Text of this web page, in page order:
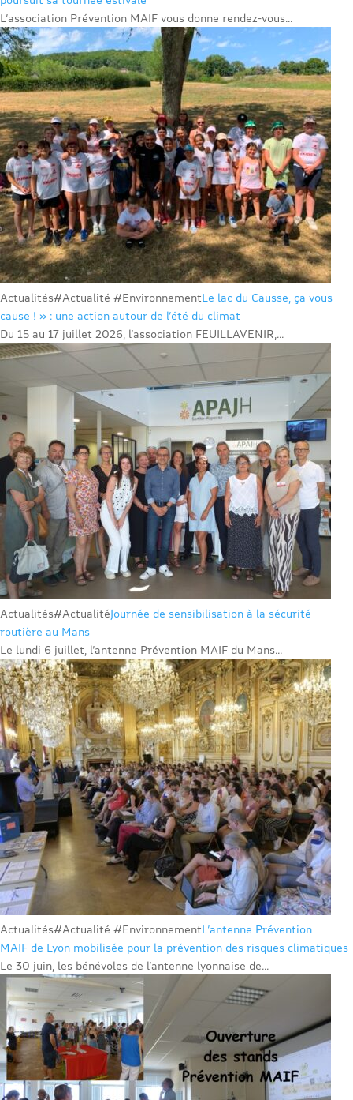
L’association Prévention MAIF vous donne rendez-vous...
Actualités#Actualité #EnvironnementLe lac du Causse, ça vous
cause ! » : une action autour de l’été du climat
Du 15 au 17 juillet 2026, l’association FEUILLAVENIR,...
Actualités#ActualitéJournée de sensibilisation à la sécurité
routière au Mans
Le lundi 6 juillet, l’antenne Prévention MAIF du Mans...
Actualités#Actualité #EnvironnementL’antenne Prévention
MAIF de Lyon mobilisée pour la prévention des risques climatiques
Le 30 juin, les bénévoles de l’antenne lyonnaise de...